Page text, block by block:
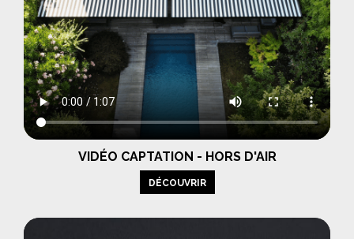
VIDÉO CAPTATION - HORS D'AIR
DÉCOUVRIR